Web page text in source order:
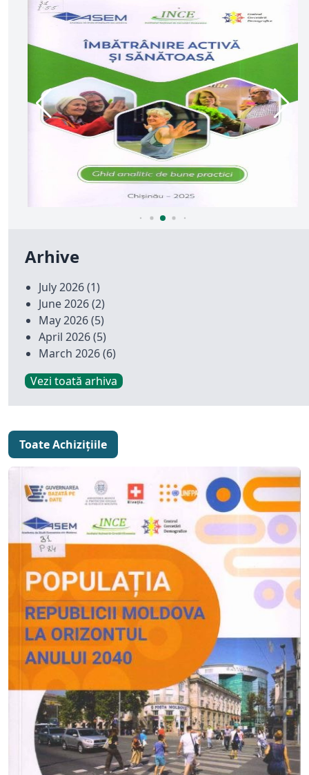
Arhive
July 2026(1)
June 2026(2)
May 2026(5)
April 2026(5)
March 2026(6)
Vezi toată arhiva
Toate Achizițiile